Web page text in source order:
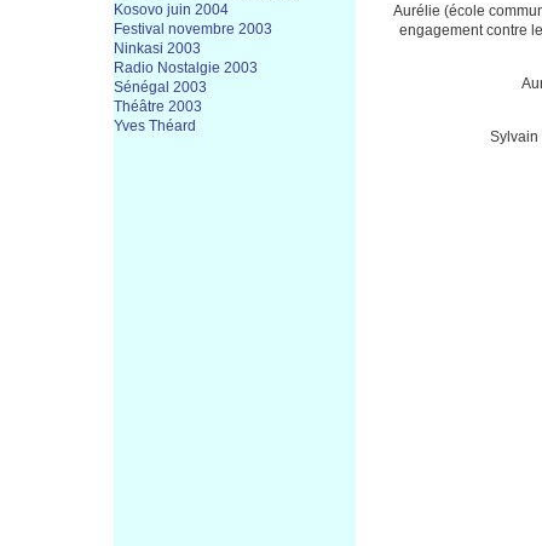
Kosovo juin 2004
Festival novembre 2003
Ninkasi 2003
Radio Nostalgie 2003
Sénégal 2003
Théâtre 2003
Yves Théard
Aurélie (école
engagement contre
Sylvain